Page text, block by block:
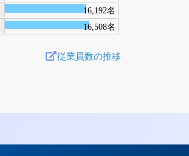
16,192名
16,508名
従業員数の推移